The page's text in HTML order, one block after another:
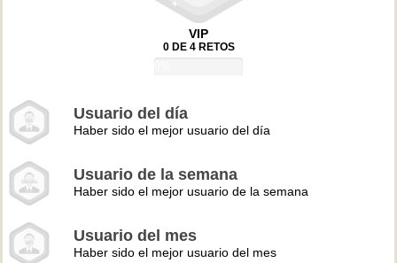
VIP
0 DE 4 RETOS
Usuario del día
Haber sido el mejor usuario del día
Usuario de la semana
Haber sido el mejor usuario de la semana
Usuario del mes
Haber sido el mejor usuario del mes